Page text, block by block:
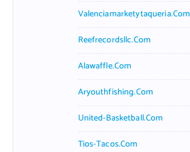
Valenciamarketytaqueria.com
Reefrecordsllc.com
Alawaffle.com
Aryouthfishing.com
United-Basketball.com
Tios-Tacos.com